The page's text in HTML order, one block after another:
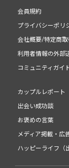
会員規約
プライバシーポリ
会社概要/特定商
利用者情報の外部
コミュニティガイ
カップルレポート
出会い成功談
お褒めの言葉
メディア掲載・広
ハッピーライフ（